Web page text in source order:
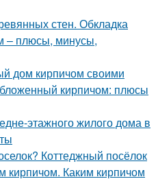
стен. Обкладка
– плюсы, минусы,
дом кирпичом своими
кирпичом: плюсы
этажного жилого дома в
Коттеджный посёлок
кирпичом. Каким кирпичом